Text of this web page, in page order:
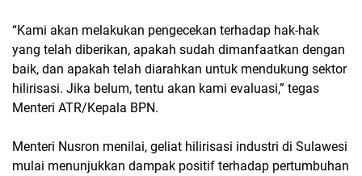
“Kami akan melakukan pengecekan terhadap hak-hak
yang telah diberikan, apakah sudah dimanfaatkan dengan
baik, dan apakah telah diarahkan untuk mendukung sektor
hilirisasi. Jika belum, tentu akan kami evaluasi,” tegas
Menteri ATR/Kepala BPN.
Menteri Nusron menilai, geliat hilirisasi industri di Sulawesi
mulai menunjukkan dampak positif terhadap pertumbuhan